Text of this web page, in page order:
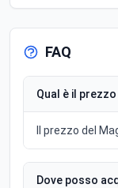
FAQ
Qual è il
Il prezzo del
Dove posso